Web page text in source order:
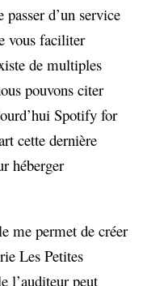
d’un service
vous faciliter
de multiples
pouvons citer
Spotify for
cette dernière
héberger
me permet de créer
Les Petites
l’auditeur peut